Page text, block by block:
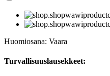
Huomiosana: Vaara
Turvallisuuslausekkeet: